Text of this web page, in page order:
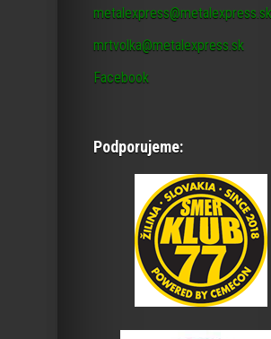
metalexpress@metalexpress.sk
mrtvolka@metalexpress.sk
Facebook
Podporujeme: